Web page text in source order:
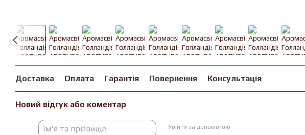
Доставка Оплата Гарантія Повернення Консультація
Новий відгук або коментар
Увійти за допомогою